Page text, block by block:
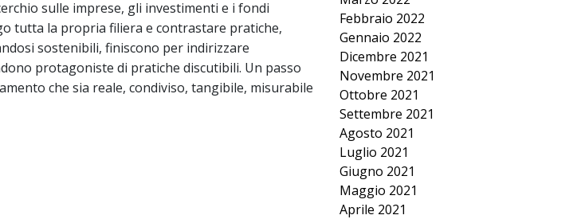
sulle imprese, gli investimenti e i fondi
tutta la propria filiera e contrastare pratiche,
sostenibili, finiscono per indirizzare
protagoniste di pratiche discutibili. Un passo
che sia reale, condiviso, tangibile, misurabile
Febbraio 2022
Gennaio 2022
Dicembre 2021
Novembre 2021
Ottobre 2021
Settembre 2021
Agosto 2021
Luglio 2021
Giugno 2021
Maggio 2021
Aprile 2021